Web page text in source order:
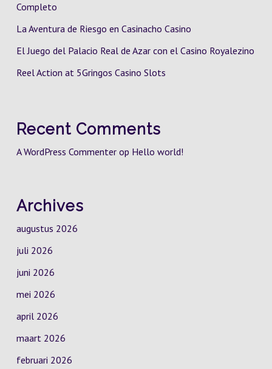
Completo
La Aventura de Riesgo en Casinacho Casino
El Juego del Palacio Real de Azar con el Casino Royalezino
Reel Action at 5Gringos Casino Slots
Recent Comments
A WordPress Commenterop Hello world!
Archives
augustus 2026
juli 2026
juni 2026
mei 2026
april 2026
maart 2026
februari 2026